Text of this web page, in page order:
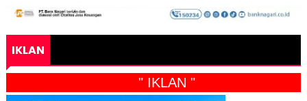
IKLAN
" IKLAN "